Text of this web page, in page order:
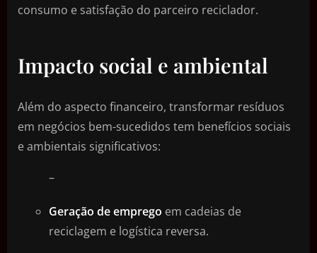
consumo e satisfação do parceiro reciclador.
Impacto social e ambiental
Além do aspecto financeiro, transformar resíduos
em negócios bem-sucedidos tem benefícios sociais
e ambientais significativos:
–
Geração de emprego em cadeias de
reciclagem e logística reversa.